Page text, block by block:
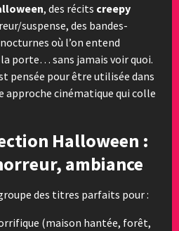
, des récits creepy
suspense, des bandes-
où l’on entend
la porte… sans jamais voir quoi.
pensée pour être utilisée dans
approche cinématique qui colle
Halloween :
ambiance
des titres parfaits pour :
(maison hantée, forêt,